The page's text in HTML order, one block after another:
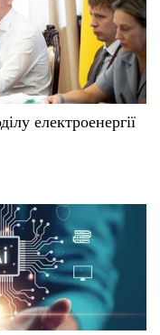
електроенергії